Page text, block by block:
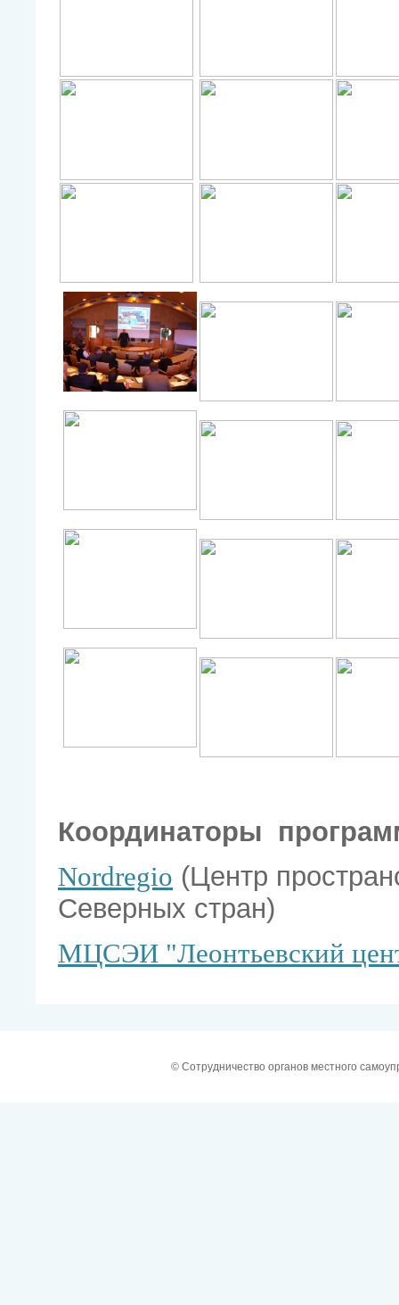
Координаторы
Nordregio (Центр
Северных стран)
МЦСЭИ "Леонтьевский
© Сотрудничество органов местного